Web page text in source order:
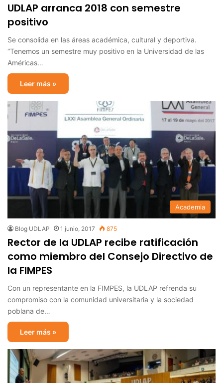
UDLAP arranca 2018 con semestre
positivo
Se consolida en las áreas académica, cultural y deportiva.
“Tenemos un semestre muy positivo en la Universidad de las
Américas…
Leer más »
Academia
Blog UDLAP 1 junio, 2017 875
Rector de la UDLAP recibe ratificación
como miembro del Consejo Directivo de
la FIMPES
Con un representante en la FIMPES, la UDLAP refrenda su
compromiso con la comunidad universitaria y la sociedad
poblana de…
Leer más »